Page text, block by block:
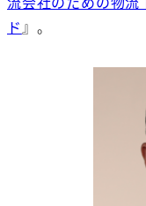
ド』。